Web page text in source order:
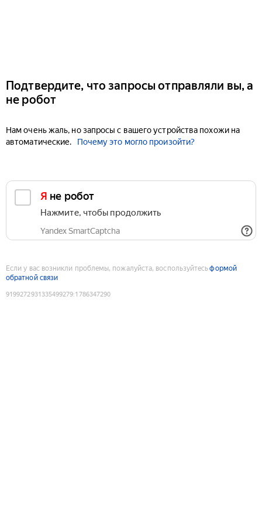
Подтвердите, что запросы отправляли вы, а
не робот
Нам очень жаль, но запросы с вашего устройства похожи на
автоматические.
Почему это могло произойти?
Я не робот
Нажмите, чтобы продолжить
Yandex SmartCaptcha
Если у вас возникли проблемы, пожалуйста, воспользуйтесьформой
обратной связи
9199272931335499279:1786347290